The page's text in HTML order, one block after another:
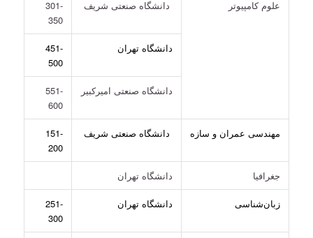
علوم کامپیوتر دانشگاه صنعتی شریف
301-
350
دانشگاه تهران
451-
500
دانشگاه صنعتی امیرکبیر
551-
600
مهندسی عمران و سازه دانشگاه صنعتی شریف
151-
200
جغرافیا دانشگاه تهران
زبان‌شناسی دانشگاه تهران
251-
300